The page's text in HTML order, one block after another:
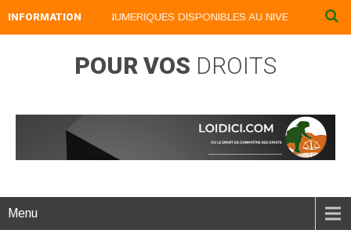
INFORMATION
NOS LIVRES NUMERIQUES DISPONIBLES AU NIVEAU DU
POUR VOS DROITS
Menu